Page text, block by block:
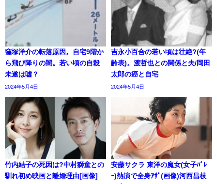
窪塚洋介の転落原因。自宅9階か
ら飛び降りの闇。若い頃の自殺
未遂は嘘？
2024年5月4日
吉永小百合の若い頃は壮絶?(年
齢表)。渡哲也との関係と夫/岡田
太郎の癌と自宅
2024年5月4日
竹内結子の死因は?中村獅童との
馴れ初め映画と離婚理由[画像]
安藤サクラ 東洋の魔女(女子ﾊﾞﾚ
ｰ)熱演で全身ｱｻﾞ(画像)河西昌枝